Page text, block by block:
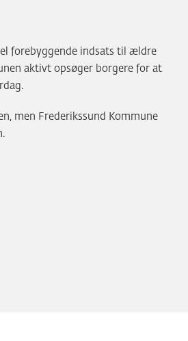
forebyggende indsats til ældre
aktivt opsøger borgere for at
men Frederikssund Kommune